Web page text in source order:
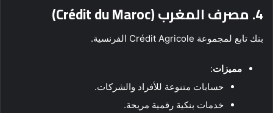
4. مصرف المغرب (Crédit du Maroc)
بنك تابع لمجموعة Crédit Agricole الفرنسية.
مميزات:
حسابات متنوعة للأفراد والشركات.
خدمات بنكية رقمية مريحة.